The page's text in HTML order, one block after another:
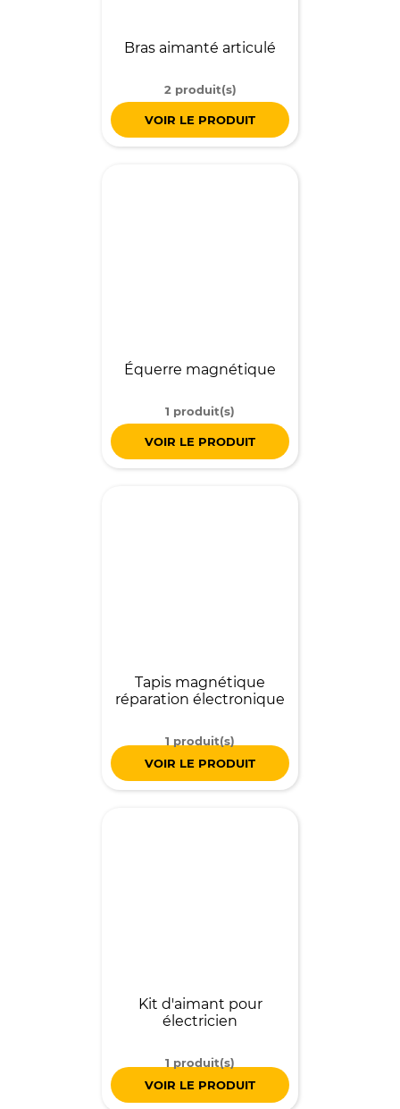
Bras aimanté articulé
2 produit(s)
VOIR LE PRODUIT
Équerre magnétique
1 produit(s)
VOIR LE PRODUIT
Tapis magnétique
réparation électronique
1 produit(s)
VOIR LE PRODUIT
Kit d'aimant pour
électricien
1 produit(s)
VOIR LE PRODUIT